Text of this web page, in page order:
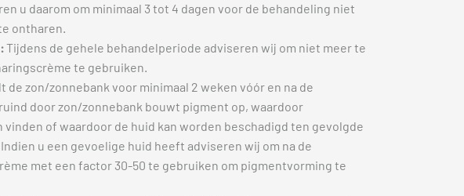
u daarom om minimaal 3 tot 4 dagen voor de behandeling niet
ontharen.
Tijdens de gehele behandelperiode adviseren wij om niet meer te
te gebruiken.
de zon/zonnebank voor minimaal 2 weken vóór en na de
door zon/zonnebank bouwt pigment op, waardoor
of waardoor de huid kan worden beschadigd ten gevolgde
u een gevoelige huid heeft adviseren wij om na de
met een factor 30-50 te gebruiken om pigmentvorming te